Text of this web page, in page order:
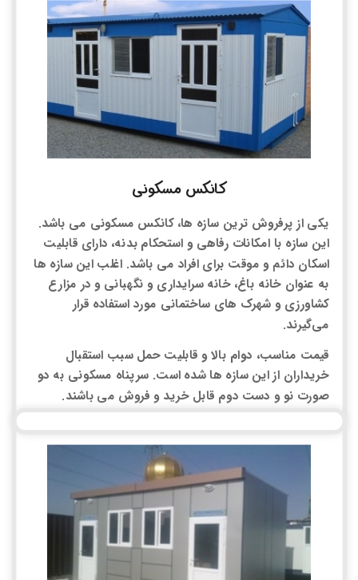
کانکس مسکونی
یکی از پرفروش ترین سازه ها، کانکس مسکونی می باشد.
این سازه با امکانات رفاهی و استحکام بدنه، دارای قابلیت
اسکان دائم و موقت برای افراد می باشد. اغلب این سازه ها
به عنوان خانه باغ، خانه سرایداری و نگهبانی و در مزارع
کشاورزی و شهرک های ساختمانی مورد استفاده قرار
می‌گیرند.
قیمت مناسب، دوام بالا و قابلیت حمل سبب استقبال
خریداران از این سازه ها شده است. سرپناه مسکونی به دو
صورت نو و دست دوم قابل خرید و فروش می باشند.